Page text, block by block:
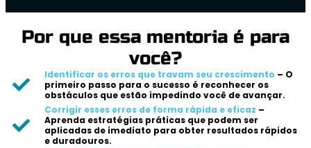
Por que essa mentoria é para
você?
Identificar os erros que travam seu crescimento – O
primeiro passo para o sucesso é reconhecer os
obstáculos que estão impedindo você de avançar.
Corrigir esses erros de forma rápida e eficaz –
Aprenda estratégias práticas que podem ser
aplicadas de imediato para obter resultados rápidos
e duradouros.